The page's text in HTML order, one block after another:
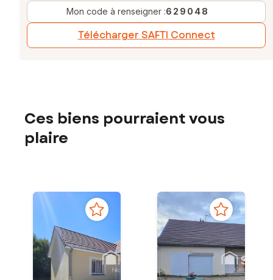
Mon code à renseigner :629048
Télécharger SAFTI Connect
Ces biens pourraient vous
plaire